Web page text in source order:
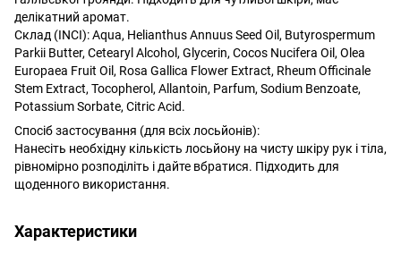
делікатний аромат.
Склад (INCI): Aqua, Helianthus Annuus Seed Oil, Butyrospermum
Parkii Butter, Cetearyl Alcohol, Glycerin, Cocos Nucifera Oil, Olea
Europaea Fruit Oil, Rosa Gallica Flower Extract, Rheum Officinale
Stem Extract, Tocopherol, Allantoin, Parfum, Sodium Benzoate,
Potassium Sorbate, Citric Acid.
Спосіб застосування (для всіх лосьйонів):
Нанесіть необхідну кількість лосьйону на чисту шкіру рук і тіла,
рівномірно розподіліть і дайте вбратися. Підходить для
щоденного використання.
Характеристики